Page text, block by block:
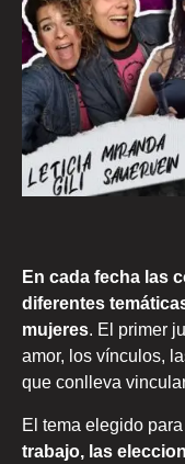
En cada fecha las
diferentes
mujeres. El primer
amor, los vínculos,
que conlleva
El tema elegido para
trabajo, las